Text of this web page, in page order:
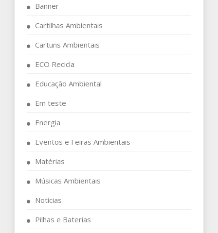
Banner
Cartilhas Ambientais
Cartuns Ambientais
ECO Recicla
Educação Ambiental
Em teste
Energia
Eventos e Feiras Ambientais
Matérias
Músicas Ambientais
Notícias
Pilhas e Baterias